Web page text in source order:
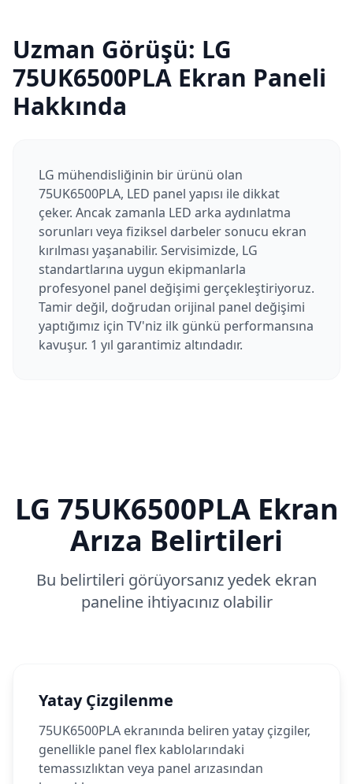
Uzman Görüşü: LG
75UK6500PLA Ekran Paneli
Hakkında
LG mühendisliğinin bir ürünü olan
75UK6500PLA, LED panel yapısı ile dikkat
çeker. Ancak zamanla LED arka aydınlatma
sorunları veya fiziksel darbeler sonucu ekran
kırılması yaşanabilir. Servisimizde, LG
standartlarına uygun ekipmanlarla
profesyonel panel değişimi gerçekleştiriyoruz.
Tamir değil, doğrudan orijinal panel değişimi
yaptığımız için TV'niz ilk günkü performansına
kavuşur. 1 yıl garantimiz altındadır.
LG 75UK6500PLAEkran
Arıza Belirtileri
Bu belirtileri görüyorsanız yedek ekran
paneline ihtiyacınız olabilir
Yatay Çizgilenme
75UK6500PLA ekranında beliren yatay çizgiler,
genellikle panel flex kablolarındaki
temassızlıktan veya panel arızasından